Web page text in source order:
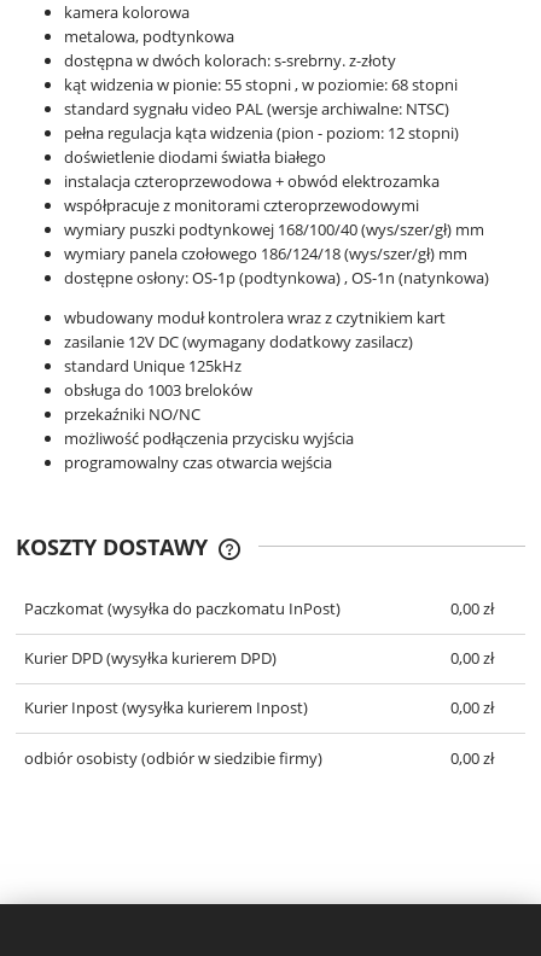
kamera kolorowa
metalowa, podtynkowa
dostępna w dwóch kolorach: s-srebrny. z-złoty
kąt widzenia w pionie: 55 stopni , w poziomie: 68 stopni
standard sygnału video PAL (wersje archiwalne: NTSC)
pełna regulacja kąta widzenia (pion - poziom: 12 stopni)
doświetlenie diodami światła białego
instalacja czteroprzewodowa + obwód elektrozamka
współpracuje z monitorami czteroprzewodowymi
wymiary puszki podtynkowej 168/100/40 (wys/szer/gł) mm
wymiary panela czołowego 186/124/18 (wys/szer/gł) mm
dostępne osłony: OS-1p (podtynkowa) , OS-1n (natynkowa)
wbudowany moduł kontrolera wraz z czytnikiem kart
zasilanie 12V DC (wymagany dodatkowy zasilacz)
standard Unique 125kHz
obsługa do 1003 breloków
przekaźniki NO/NC
możliwość podłączenia przycisku wyjścia
programowalny czas otwarcia wejścia
KOSZTY DOSTAWY
Paczkomat(wysyłka do paczkomatu InPost) 0,00 zł
Kurier DPD(wysyłka kurierem DPD) 0,00 zł
Kurier Inpost(wysyłka kurierem Inpost) 0,00 zł
odbiór osobisty(odbiór w siedzibie firmy) 0,00 zł